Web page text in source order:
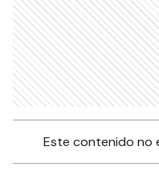
Este contenido no